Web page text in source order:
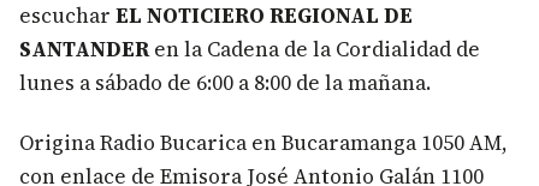
escuchar EL NOTICIERO REGIONAL DE
SANTANDERen la Cadena de la Cordialidad de
lunes a sábado de 6:00 a 8:00 de la mañana.
Origina Radio Bucarica en Bucaramanga 1050 AM,
con enlace de Emisora José Antonio Galán 1100